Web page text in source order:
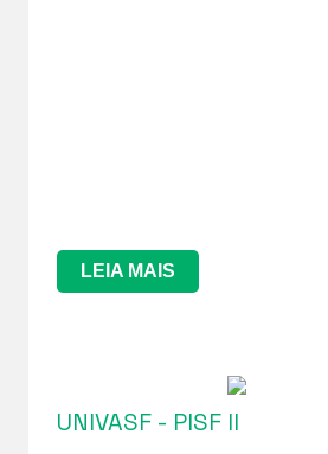
LEIA MAIS
UNIVASF - PISF II